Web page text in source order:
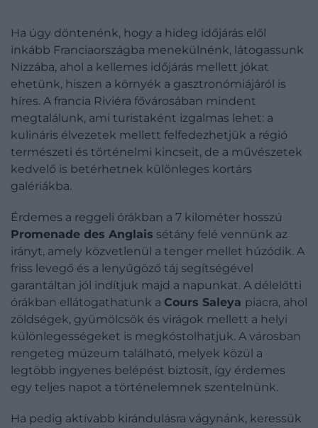
Ha úgy döntenénk, hogy a hideg időjárás elől
inkább Franciaországba menekülnénk, látogassunk
Nizzába, ahol a kellemes időjárás mellett jókat
ehetünk, hiszen a környék a gasztronómiájáról is
híres. A francia Riviéra fővárosában mindent
megtalálunk, ami turistaként izgalmas lehet: a
kulináris élvezetek mellett felfedezhetjük a régió
természeti és történelmi kincseit, de a művészetek
kedvelő is betérhetnek különleges kortárs
galériákba.
Érdemes a reggeli órákban a 7 kilométer hosszú
Promenade des Anglais sétány felé vennünk az
irányt, amely közvetlenül a tenger mellet húzódik. A
friss levegő és a lenyűgöző táj segítségével
garantáltan jól indítjuk majd a napunkat. A délelőtti
órákban ellátogathatunk a Cours Saleya piacra, ahol
zöldségek, gyümölcsök és virágok mellett a helyi
különlegességeket is megkóstolhatjuk. A városban
rengeteg múzeum található, melyek közül a
legtöbb ingyenes belépést biztosít, így érdemes
egy teljes napot a történelemnek szentelnünk.
Ha pedig aktívabb kirándulásra vágynánk, keressük